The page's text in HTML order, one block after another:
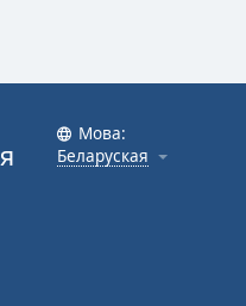
Мова:
Беларуская